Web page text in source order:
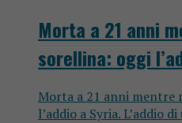
Morta a 21 anni
sorellina: oggi
Morta a 21 anni mentre
l’addio a Syria. L’addio